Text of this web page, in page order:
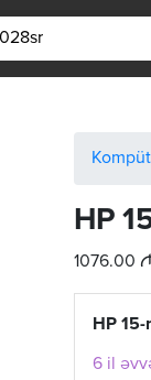
HP
1076.00
HP
6 il